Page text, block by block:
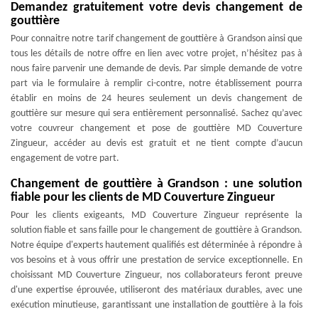
Demandez gratuitement votre devis changement de
gouttière
Pour connaitre notre tarif changement de gouttière à Grandson ainsi que
tous les détails de notre offre en lien avec votre projet, n’hésitez pas à
nous faire parvenir une demande de devis. Par simple demande de votre
part via le formulaire à remplir ci-contre, notre établissement pourra
établir en moins de 24 heures seulement un devis changement de
gouttière sur mesure qui sera entièrement personnalisé. Sachez qu’avec
votre couvreur changement et pose de gouttière MD Couverture
Zingueur, accéder au devis est gratuit et ne tient compte d’aucun
engagement de votre part.
Changement de gouttière à Grandson : une solution
fiable pour les clients de MD Couverture Zingueur
Pour les clients exigeants, MD Couverture Zingueur représente la
solution fiable et sans faille pour le changement de gouttière à Grandson.
Notre équipe d'experts hautement qualifiés est déterminée à répondre à
vos besoins et à vous offrir une prestation de service exceptionnelle. En
choisissant MD Couverture Zingueur, nos collaborateurs feront preuve
d'une expertise éprouvée, utiliseront des matériaux durables, avec une
exécution minutieuse, garantissant une installation de gouttière à la fois